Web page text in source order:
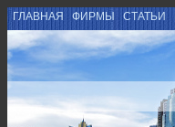
ГЛАВНАЯ ФИРМЫ СТАТЬИ